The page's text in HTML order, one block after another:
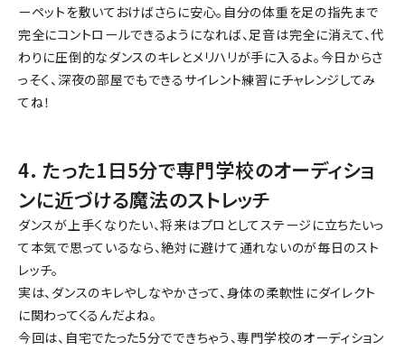
ーペットを敷いておけばさらに安心。自分の体重を足の指先まで
完全にコントロールできるようになれば、足音は完全に消えて、代
わりに圧倒的なダンスのキレとメリハリが手に入るよ。今日からさ
っそく、深夜の部屋でもできるサイレント練習にチャレンジしてみ
てね！
4. たった1日5分で専門学校のオーディショ
ンに近づける魔法のストレッチ
ダンスが上手くなりたい、将来はプロとしてステージに立ちたいっ
て本気で思っているなら、絶対に避けて通れないのが毎日のスト
レッチ。
実は、ダンスのキレやしなやかさって、身体の柔軟性にダイレクト
に関わってくるんだよね。
今回は、自宅でたった5分でできちゃう、専門学校のオーディション